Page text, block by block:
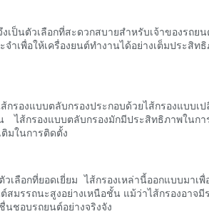
ตัวเลือกที่สะดวกสบายสำหรับเจ้าของรถย
เพื่อให้เครื่องยนต์ทำงานได้อย่างเต็มประสิ
รองแบบตลับกรองประกอบด้วยไส้กรองแบบ
ไส้กรองแบบตลับกรองมักมีประสิทธิภาพในก
ติมในการติดตั้ง
อกที่ยอดเยี่ยม ไส้กรองเหล่านี้ออกแบบมาเ
รรถนะสูงอย่างเหนือชั้น แม้ว่าไส้กรองอาจ
ชอบรถยนต์อย่างจริงจัง